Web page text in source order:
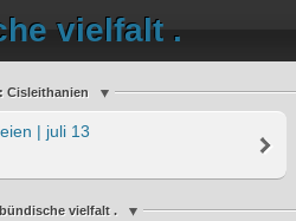
vielfalt .
Cisleithanien
| juli 13
vielfalt .